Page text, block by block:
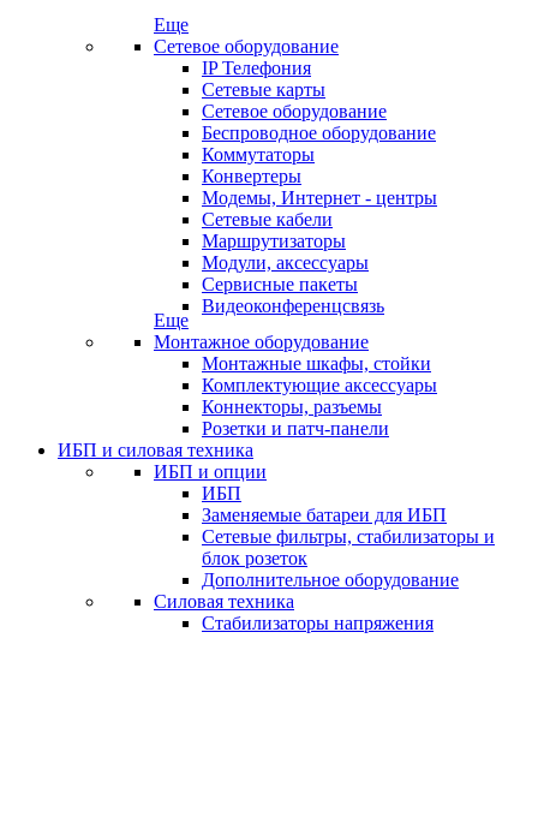
Еще
Сетевое оборудование
IP Телефония
Сетевые карты
Сетевое оборудование
Беспроводное оборудование
Коммутаторы
Конвертеры
Модемы, Интернет - центры
Сетевые кабели
Маршрутизаторы
Модули, аксессуары
Сервисные пакеты
Видеоконференцсвязь
Еще
Монтажное оборудование
Монтажные шкафы, стойки
Комплектующие аксессуары
Коннекторы, разъемы
Розетки и патч-панели
ИБП и силовая техника
ИБП и опции
ИБП
Заменяемые батареи для ИБП
Сетевые фильтры, стабилизаторы и
блок розеток
Дополнительное оборудование
Силовая техника
Стабилизаторы напряжения